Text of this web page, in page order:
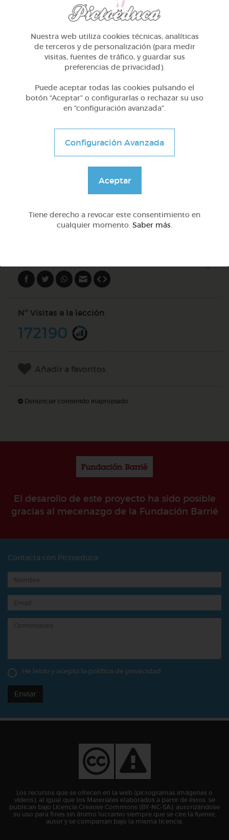
1º Primaria (6-7 años)
Preguntas con qué
@Webparaelespanol
Nº Visitas a la lección
172190
Añadir a favoritos
Denunciar contenido inapropiado
El desarollo de este proyecto ha sido posible
gracias al mecenazgo de la Fundación Barrié
Contacta con Pictoeduca
He leído y acepto la política de privacidad
Enviar
Los recursos que se ofrecen en la web (pictogramas,imágenes o
vídeos), al igual que los Materiales elaborados a partir de éstos, se
publican bajo Licencia Creative Commons (BY-NC-SA), autorizándose
su uso para fines sin ánimo lucrativo siempre que se cite la fuente,
autor y se compartan bajo la misma licencia.
Nuestra web utiliza cookies técnicas, analíticas
de terceros y de personalización (para medir
visitas, fuentes de tráfico, y guardar sus
preferencias de privacidad).
Puede aceptar todas las cookies pulsando el
botón “Aceptar” o configurarlas o rechazar su uso
en “configuración avanzada”.
Configuración Avanzada
Aceptar
Tiene derecho a revocar este consentimiento en
cualquier momento. Saber más.